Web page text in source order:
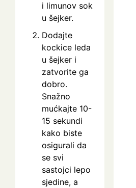
i limunov sok
u šejker.
Dodajte
kockice leda
u šejker i
zatvorite ga
dobro.
Snažno
mućkajte 10-
15 sekundi
kako biste
osigurali da
se svi
sastojci lepo
sjedine, a